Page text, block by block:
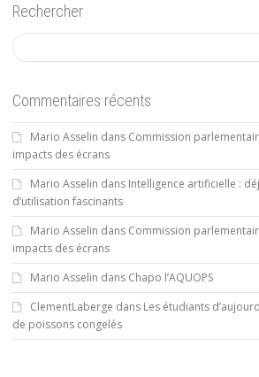
Rechercher
Commentaires récents
Mario Asselin dans Commission
impacts des écrans
Mario Asselin dans Intelligence artificielle :
d’utilisation fascinants
Mario Asselin dans Commission
impacts des écrans
Mario Asselin dans Chapo l’AQUOPS
ClementLaberge dans Les étudiants
de poissons congelés